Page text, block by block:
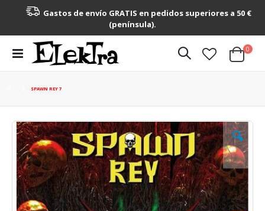
Gastos de envío GRATIS en pedidos superiores a 50 €
(península).
Toggle
Nav
Cart
0
SPAWN REY 7
Saltar
al
final
de
la
galería
de
imágenes